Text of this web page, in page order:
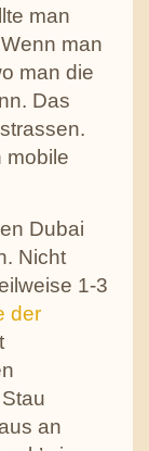
man
man
man die
Das
mobile
Dubai
Nicht
1-3
der
an